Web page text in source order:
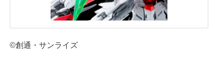
©創通・サンライズ